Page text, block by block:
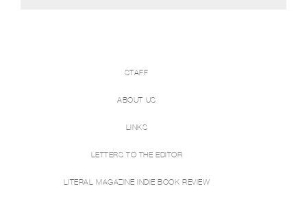
STAFF
ABOUT US
LINKS
LETTERS TO THE EDITOR
LITERAL MAGAZINE INDIE BOOK REVIEW